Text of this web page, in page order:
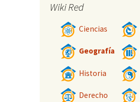
Wiki Red
Ciencias
Geografía
Historia
Derecho